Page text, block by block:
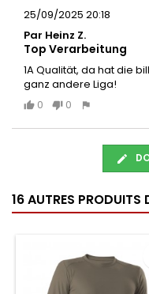
25/09/2025 20:18
Par Heinz Z.
Top Verarbeitung
1A Qualität, da hat die
ganz andere Liga!
0
0
16 AUTRES PRODUITS